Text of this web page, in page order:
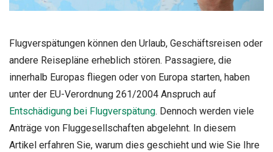
Flugverspätungen können den Urlaub, Geschäftsreisen oder
andere Reisepläne erheblich stören. Passagiere, die
innerhalb Europas fliegen oder von Europa starten, haben
unter der EU-Verordnung 261/2004 Anspruch auf
Entschädigung bei Flugverspätung. Dennoch werden viele
Anträge von Fluggesellschaften abgelehnt. In diesem
Artikel erfahren Sie, warum dies geschieht und wie Sie Ihre